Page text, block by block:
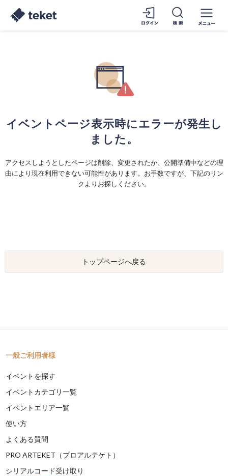
イベントページ表示時にエラーが発生し
ました。
アクセスしようとしたページは削除、変更されたか、公開準備中などの理
由により現在利用できない可能性があります。お手数ですが、下記のリン
クよりお探しください。
トップページへ戻る
一般ご利用者様
イベントを探す
イベントカテゴリ一覧
イベントエリア一覧
使い方
よくある質問
PRO ARTEKET（プロアルテケト）
シリアルコード受け取り